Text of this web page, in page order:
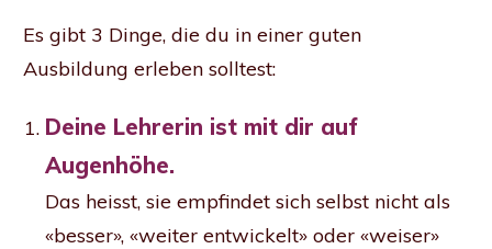
Es gibt 3 Dinge, die du in einer guten
Ausbildung erleben solltest:
Deine Lehrerin ist mit dir auf
Augenhöhe.
Das heisst, sie empfindet sich selbst nicht als
«besser», «weiter entwickelt» oder «weiser»